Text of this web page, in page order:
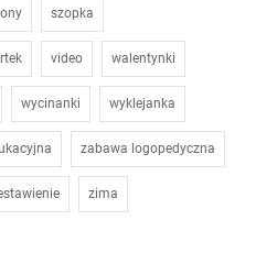
szopka
video walentynki
wycinanki wyklejanka
zabawa logopedyczna
zima